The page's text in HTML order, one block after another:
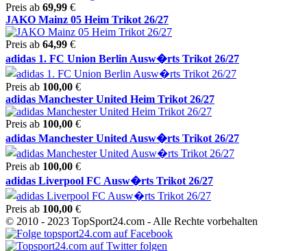
Preis ab 69,99 €
JAKO Mainz 05 Heim Trikot 26/27
Preis ab 64,99 €
adidas 1. FC Union Berlin Ausw�rts Trikot 26/27
Preis ab 100,00 €
adidas Manchester United Heim Trikot 26/27
Preis ab 100,00 €
adidas Manchester United Ausw�rts Trikot 26/27
Preis ab 100,00 €
adidas Liverpool FC Ausw�rts Trikot 26/27
Preis ab 100,00 €
© 2010 - 2023 TopSport24.com - Alle Rechte vorbehalten